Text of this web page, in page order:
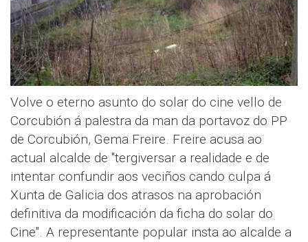
Volve o eterno asunto do solar do cine vello de
Corcubión á palestra da man da portavoz do PP
de Corcubión, Gema Freire. Freire acusa ao
actual alcalde de "tergiversar a realidade e de
intentar confundir aos veciños cando culpa á
Xunta de Galicia dos atrasos na aprobación
definitiva da modificación da ficha do solar do
Cine". A representante popular insta ao alcalde a